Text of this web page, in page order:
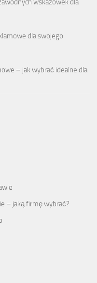
wskazówek dla
dla swojego
– jak wybrać idealne dla
– jaką firmę wybrać?